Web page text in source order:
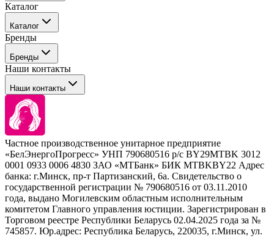
События
Покупателю
Каталог
Каталог
Профессиональные средства для окрашивания волос
Сервисные средства
Уход
Стайлинг
Брови и ресницы
Барберинг
Наборы
Расходные материалы
Бренды
Бренды
Tefia
Concept
Kezy
Barex
Sim Sensitive
Kebren
Selective Professional
White Line
Наши контакты
Наши контакты
+ 375 44 7233514
+ 375 29 1649505
info@krasabel.by
Офис: г. Минск, ул. Тимирязева 65Б, офис 1509
Частное производственное унитарное предприятие
«БелЭнергоПрогресс» УНП 790680516 р/с BY29MTBK 3012
0001 0933 0006 4830 ЗАО «МТБанк» БИК MTBKBY22 Адрес
банка: г.Минск, пр-т Партизанский, 6а. Свидетельство о
государственной регистрации № 790680516 от 03.11.2010
года, выдано Могилевским областным исполнительным
комитетом Главного управления юстиции. Зарегистрирован в
Торговом реестре Республики Беларусь 02.04.2025 года за №
745857. Юр.адрес: Республика Беларусь, 220035, г.Минск, ул.